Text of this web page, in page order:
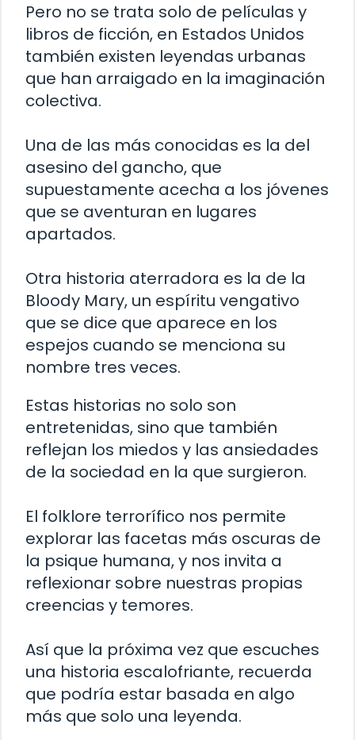
Pero no se trata solo de películas y
libros de ficción, en Estados Unidos
también existen leyendas urbanas
que han arraigado en la imaginación
colectiva.
Una de las más conocidas es la del
asesino del gancho, que
supuestamente acecha a los jóvenes
que se aventuran en lugares
apartados.
Otra historia aterradora es la de la
Bloody Mary, un espíritu vengativo
que se dice que aparece en los
espejos cuando se menciona su
nombre tres veces.
Estas historias no solo son
entretenidas, sino que también
reflejan los miedos y las ansiedades
de la sociedad en la que surgieron.
El folklore terrorífico nos permite
explorar las facetas más oscuras de
la psique humana, y nos invita a
reflexionar sobre nuestras propias
creencias y temores.
Así que la próxima vez que escuches
una historia escalofriante, recuerda
que podría estar basada en algo
más que solo una leyenda.